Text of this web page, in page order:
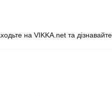
на VIKKA.net та